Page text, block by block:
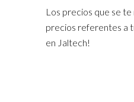
Los precios que se
precios referentes a
en Jaltech!